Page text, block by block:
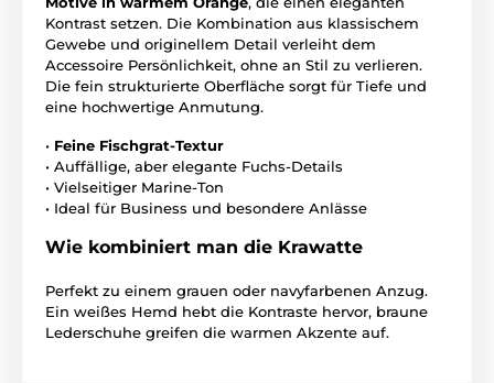
Kontrast setzen. Die Kombination aus klassischem
Gewebe und originellem Detail verleiht dem
Accessoire Persönlichkeit, ohne an Stil zu verlieren.
Die fein strukturierte Oberfläche sorgt für Tiefe und
eine hochwertige Anmutung.
• Feine Fischgrat-Textur
• Auffällige, aber elegante Fuchs-Details
• Vielseitiger Marine-Ton
• Ideal für Business und besondere Anlässe
Wie kombiniert man die Krawatte
Perfekt zu einem grauen oder navyfarbenen Anzug.
Ein weißes Hemd hebt die Kontraste hervor, braune
Lederschuhe greifen die warmen Akzente auf.